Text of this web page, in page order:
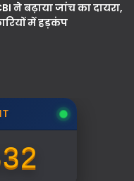
ने बढ़ाया जांच का दायरा,
में हड़कंप